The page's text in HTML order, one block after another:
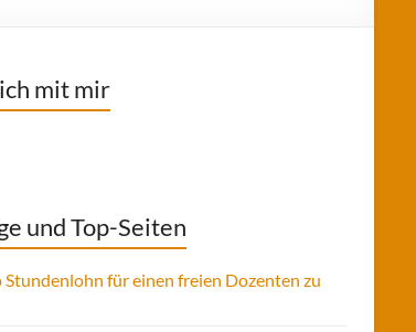
mit mir
und Top-Seiten
Stundenlohn für einen freien Dozenten zu